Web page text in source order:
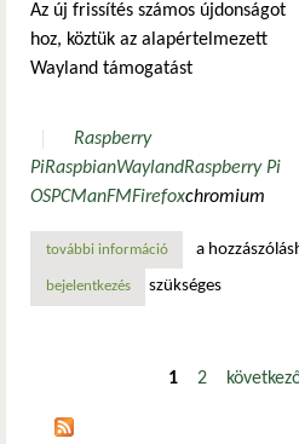
Az új frissítés számos újdonságot
hoz, köztük az alapértelmezett
Wayland támogatást
Raspberry
PiRaspbianWaylandRaspberry Pi
OSPCManFMFirefoxchromium
további információraspberry pi os –
a
bejelentkezés szükséges
Oldalak
1 2